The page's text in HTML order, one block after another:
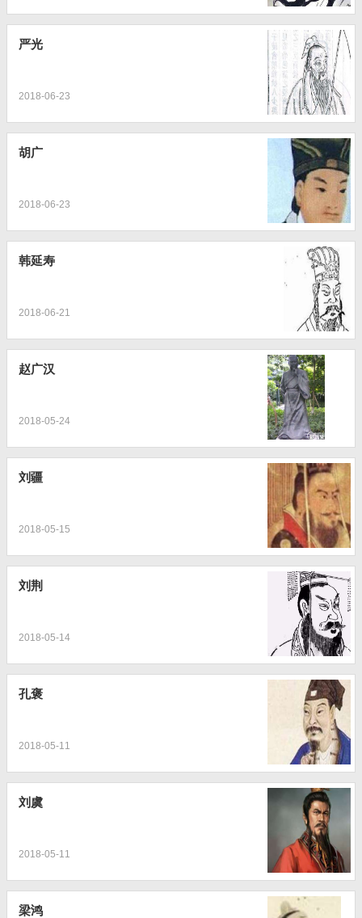
严光
2018-06-23
胡广
2018-06-23
韩延寿
2018-06-21
赵广汉
2018-05-24
刘疆
2018-05-15
刘荆
2018-05-14
孔褒
2018-05-11
刘虞
2018-05-11
梁鸿